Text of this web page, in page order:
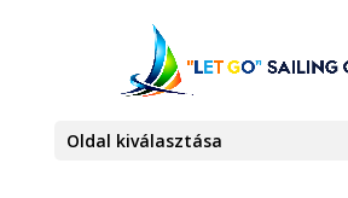
Oldal kiválasztása